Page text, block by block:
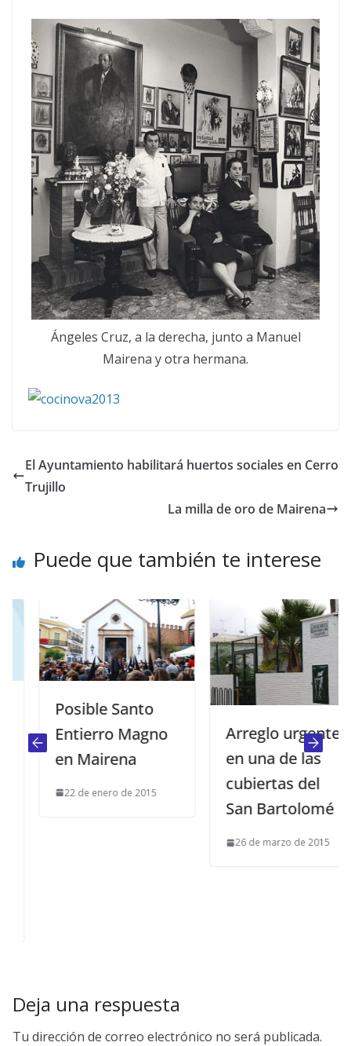
Ángeles Cruz, a la derecha, junto a Manuel
Mairena y otra hermana.
El Ayuntamiento habilitará huertos sociales en Cerro
Trujillo
La milla de oro de Mairena
Puede que también te interese
Posible Santo
Entierro Magno
en Mairena
22 de enero de 2015
Arreglo urgente
en una de las
cubiertas del
San Bartolomé
26 de marzo de 2015
Deja una respuesta
Tu dirección de correo electrónico no será publicada.